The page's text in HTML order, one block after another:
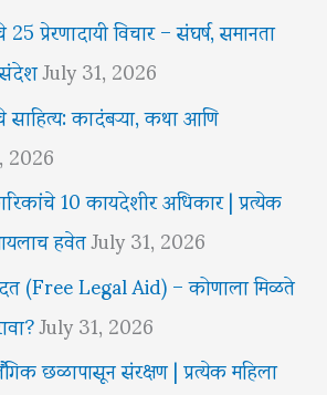
प्रेरणादायी विचार – संघर्ष, समानता
July 31, 2026
कादंबऱ्या, कथा आणि
10 कायदेशीर अधिकार | प्रत्येक
हवेतJuly 31, 2026
(Free Legal Aid) – कोणाला मिळते
July 31, 2026
छळापासून संरक्षण | प्रत्येक महिला